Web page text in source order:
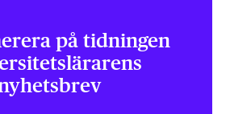
på tidningen